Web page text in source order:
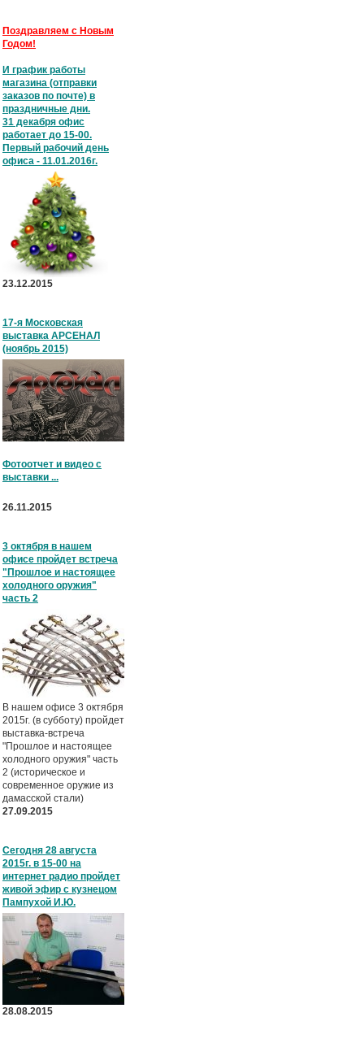
Поздравляем с Новым
Годом!
И график работы
магазина (отправки
заказов по почте) в
праздничные дни.
31 декабря офис
работает до 15-00.
Первый рабочий день
офиса - 11.01.2016г.
23.12.2015
17-я Московская
выставка АРСЕНАЛ
(ноябрь 2015)
Фотоотчет и видео с
выставки ...
26.11.2015
3 октября в нашем
офисе пройдет встреча
"Прошлое и настоящее
холодного оружия"
часть 2
В нашем офисе 3 октября
2015г. (в субботу) пройдет
выставка-встреча
"Прошлое и настоящее
холодного оружия" часть
2 (историческое и
современное оружие из
дамасской стали)
27.09.2015
Сегодня 28 августа
2015г. в 15-00 на
интернет радио пройдет
живой эфир с кузнецом
Пампухой И.Ю.
28.08.2015